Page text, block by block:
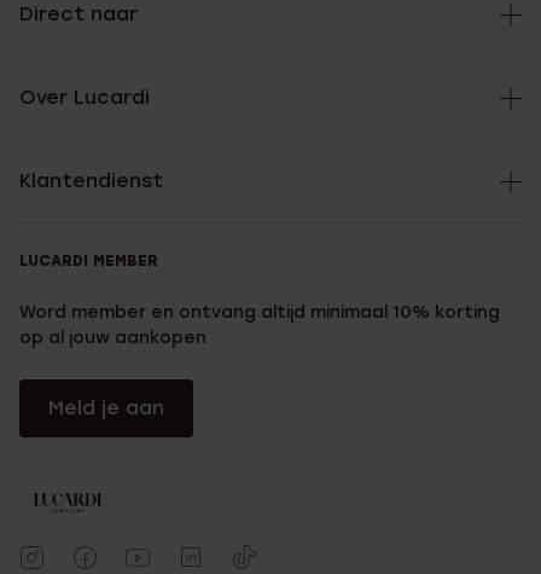
Direct naar
Over Lucardi
Klantendienst
LUCARDI MEMBER
Word member en ontvang altijd minimaal 10% korting
op al jouw aankopen
Meld je aan